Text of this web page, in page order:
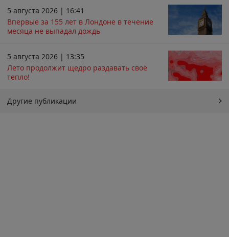
5 августа 2026 | 16:41
Впервые за 155 лет в Лондоне в течение
месяца не выпадал дождь
5 августа 2026 | 13:35
Лето продолжит щедро раздавать своё
тепло!
Другие публикации